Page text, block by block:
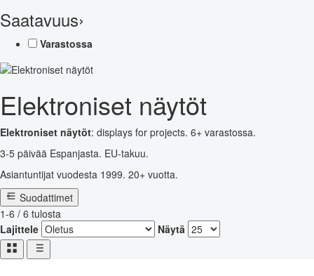
Saatavuus›
Varastossa
Elektroniset näytöt
Elektroniset näytöt: displays for projects. 6+ varastossa.
3-5 päivää Espanjasta. EU-takuu.
Asiantuntijat vuodesta 1999. 20+ vuotta.
Suodattimet
1-6 / 6 tulosta
Lajittele
Näytä